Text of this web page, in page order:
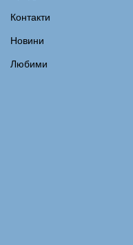
Контакти
Новини
Любими